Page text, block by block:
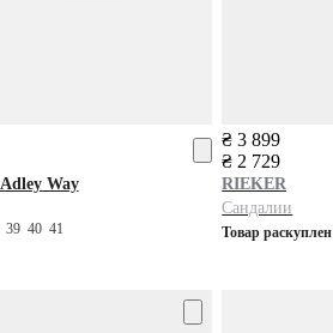
Adley Way
39 40 41
₴ 3 899
₴ 2 729
RIEKER
Сандалии
Товар раскуплен